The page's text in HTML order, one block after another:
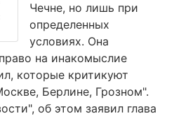
Чечне, но лишь при
определенных
условиях. Она
на инакомыслие
которые критикуют
Берлине, Грозном".
об этом заявил глава